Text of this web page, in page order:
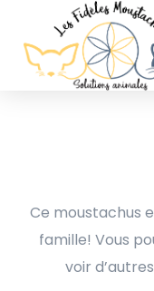
Ce moustachus
famille! Vous
voir